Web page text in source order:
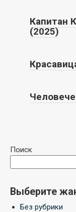
Капитан
(2025)
Поиск
Выберите
Без рубрики